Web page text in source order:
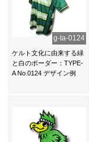
g-ta-0124
ケルト文化に由来する緑
と白のボーダー：TYPE-
A No.0124 デザイン例